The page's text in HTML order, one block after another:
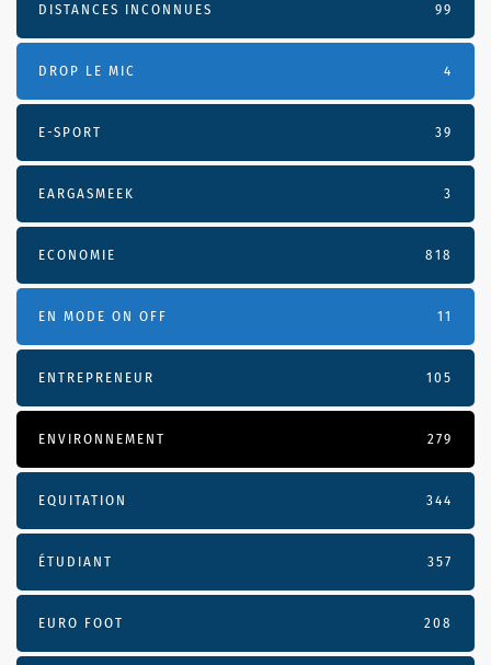
DISTANCES INCONNUES 99
DROP LE MIC 4
E-SPORT 39
EARGASMEEK 3
ECONOMIE 818
EN MODE ON OFF 11
ENTREPRENEUR 105
ENVIRONNEMENT 279
EQUITATION 344
ÉTUDIANT 357
EURO FOOT 208